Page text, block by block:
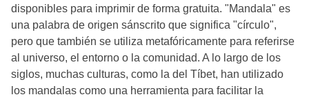
disponibles para imprimir de forma gratuita. "Mandala" es
una palabra de origen sánscrito que significa "círculo",
pero que también se utiliza metafóricamente para referirse
al universo, el entorno o la comunidad. A lo largo de los
siglos, muchas culturas, como la del Tíbet, han utilizado
los mandalas como una herramienta para facilitar la